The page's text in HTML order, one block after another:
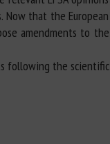
Now that the European
amendments to the
following the scientific